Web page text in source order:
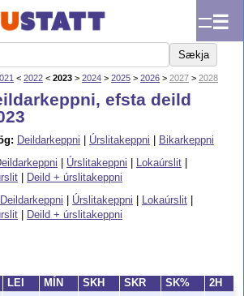
☰
Sækja
< 2022 < 2023 > 2024 > 2025 > 2026 > 2027 > 2028
efsta deild
Deildarkeppni Úrslitakeppni
Bikarkeppni
Úrslitakeppni Lokaúrslit
Deild + úrslitakeppni
Deildarkeppni Úrslitakeppni Lokaúrslit
Deild + úrslitakeppni
LEI MÍN SKH SKR SK% 2H